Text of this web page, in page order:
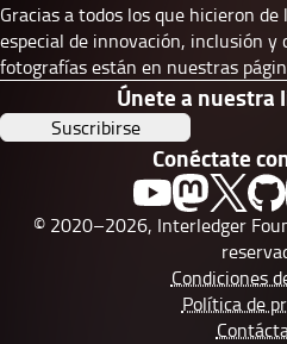
Gracias a todos los que hicieron
especial de innovación, inclusión y
fotografías están en nuestras
Únete a nuestra
Suscribirse
Conéctate
© 2020–2026, Interledger
Condiciones
Política de